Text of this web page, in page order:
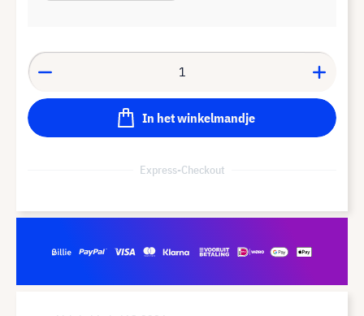
In het winkelmandje
Express-Checkout